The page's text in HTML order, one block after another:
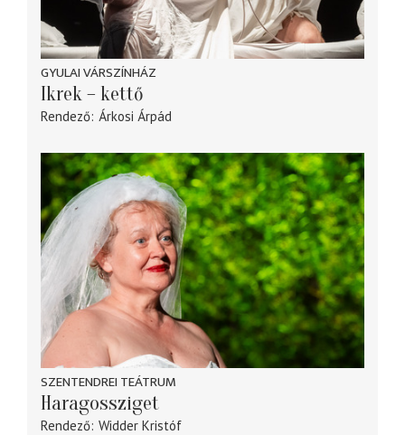
GYULAI VÁRSZÍNHÁZ
Ikrek – kettő
Rendező Árkosi Árpád
SZENTENDREI TEÁTRUM
Haragossziget
Rendező Widder Kristóf